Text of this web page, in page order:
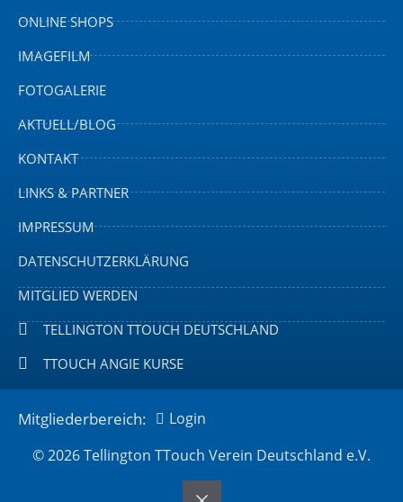
ONLINE SHOPS
IMAGEFILM
FOTOGALERIE
AKTUELL/BLOG
KONTAKT
LINKS & PARTNER
IMPRESSUM
DATENSCHUTZERKLÄRUNG
MITGLIED WERDEN
TELLINGTON TTOUCH DEUTSCHLAND
TTOUCH ANGIE KURSE
© 2026 Tellington TTouch Verein Deutschland e.V.
Mitgliederbereich: Login